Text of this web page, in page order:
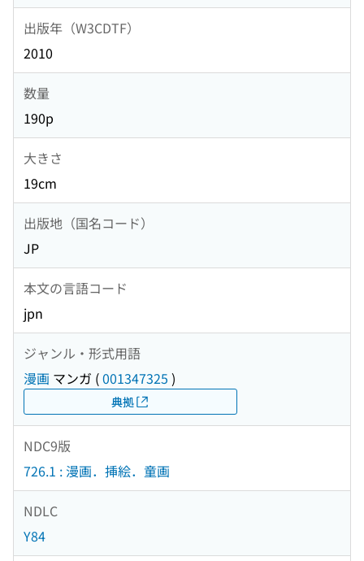
出版年（W3CDTF）
2010
数量
190p
大きさ
19cm
出版地（国名コード）
JP
本文の言語コード
jpn
ジャンル・形式用語
漫画 マンガ (001347325 )
典拠
NDC9版
726.1 : 漫画．挿絵．童画
NDLC
Y84